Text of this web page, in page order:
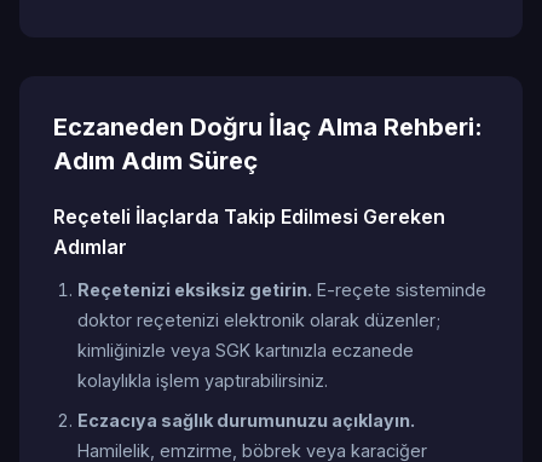
Eczaneden Doğru İlaç Alma Rehberi:
Adım Adım Süreç
Reçeteli İlaçlarda Takip Edilmesi Gereken
Adımlar
Reçetenizi eksiksiz getirin. E-reçete sisteminde
doktor reçetenizi elektronik olarak düzenler;
kimliğinizle veya SGK kartınızla eczanede
kolaylıkla işlem yaptırabilirsiniz.
Eczacıya sağlık durumunuzu açıklayın.
Hamilelik, emzirme, böbrek veya karaciğer